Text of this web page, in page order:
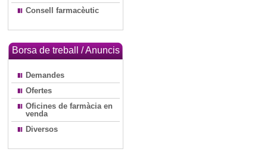
Consell farmacèutic
Borsa de treball / Anuncis
Demandes
Ofertes
Oficines de farmàcia en
venda
Diversos